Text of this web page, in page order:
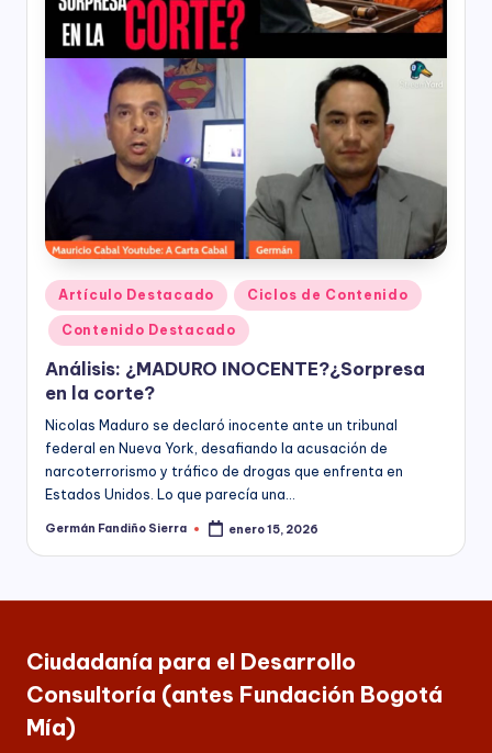
Publicado
en
Artículo Destacado Ciclos de Contenido
Contenido Destacado
Análisis: ¿MADURO INOCENTE?¿Sorpresa
en la corte?
Nicolas Maduro se declaró inocente ante un tribunal
federal en Nueva York, desafiando la acusación de
narcoterrorismo y tráfico de drogas que enfrenta en
Estados Unidos. Lo que parecía una…
Publicado
Germán Fandiño Sierra enero 15, 2026
Ciudadanía para el Desarrollo
Consultoría (antes Fundación Bogotá
Mía)